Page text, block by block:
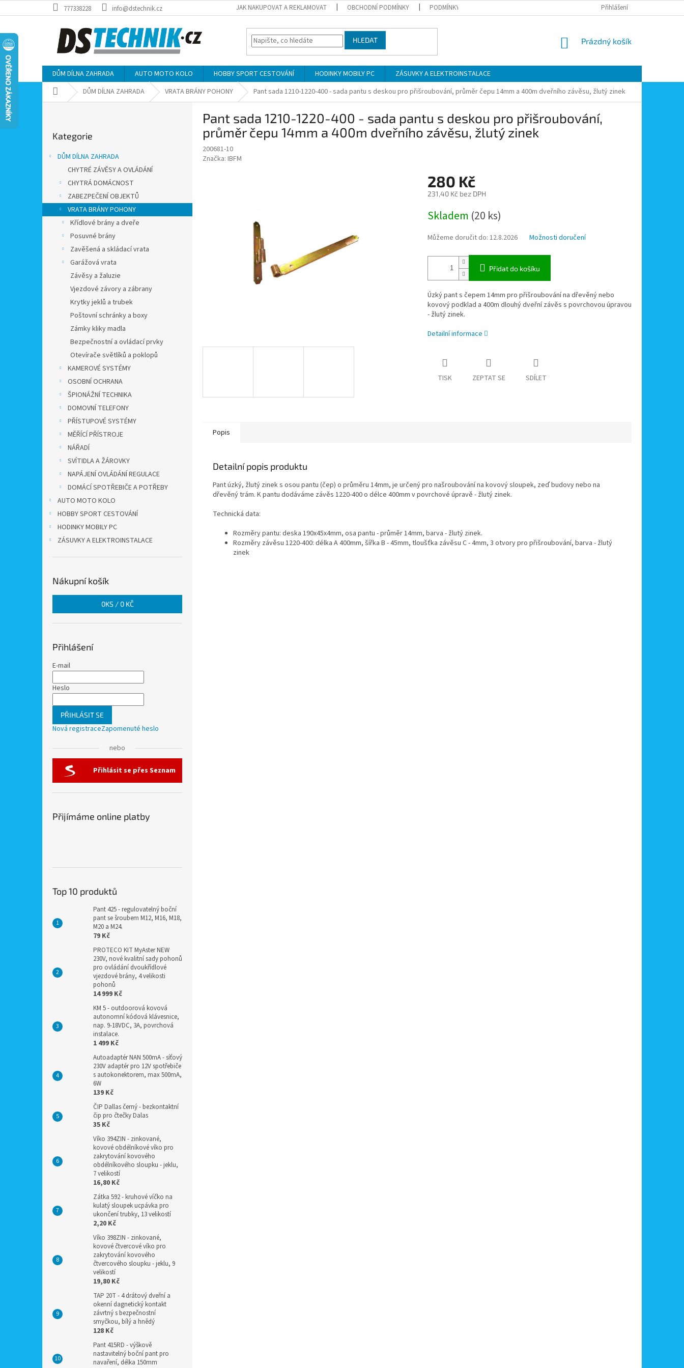
na
777338228 info@dstechnik.cz JAK NAKUPOVAT A REKLAMOVAT OBCHODNÍ PODMÍNKY PODMÍNKY OCHRANY OSOBNÍCH ÚDAJŮ MOJE OBJEDNÁVKA
Přihlášení
HLEDAT
NÁKUPNÍ
Prázdný košík
DŮM DÍLNA ZAHRADA AUTO MOTO KOLO HOBBY SPORT CESTOVÁNÍ HODINKY MOBILY PC
ZÁSUVKY A ELEKTROINSTALACE
Domů DŮM DÍLNA ZAHRADA VRATA BRÁNY POHONY Pant sada 1210-1220-400 - sada pantu s deskou pro přišroubování, průměr čepu 14mm a 400m dveřního závěsu, žlutý zinek
a
kategorie
Kategorie
DŮM DÍLNA ZAHRADA
CHYTRÉ ZÁVĚSY A OVLÁDÁNÍ
CHYTRÁ DOMÁCNOST
ZABEZPEČENÍ OBJEKTŮ
VRATA BRÁNY POHONY
Křídlové brány a dveře
Posuvné brány
Zavěšená a skládací vrata
Garážová vrata
Závěsy a žaluzie
Vjezdové závory a zábrany
Krytky jeklů a trubek
Poštovní schránky a boxy
Zámky kliky madla
Bezpečnostní a ovládací prvky
Otevírače světlíků a poklopů
KAMEROVÉ SYSTÉMY
OSOBNÍ OCHRANA
ŠPIONÁŽNÍ TECHNIKA
DOMOVNÍ TELEFONY
PŘÍSTUPOVÉ SYSTÉMY
MĚŘÍCÍ PŘÍSTROJE
NÁŘADÍ
SVÍTIDLA A ŽÁROVKY
NAPÁJENÍ OVLÁDÁNÍ REGULACE
DOMÁCÍ SPOTŘEBIČE A POTŘEBY
AUTO MOTO KOLO
HOBBY SPORT CESTOVÁNÍ
HODINKY MOBILY PC
ZÁSUVKY A ELEKTROINSTALACE
Nákupní košík
0KS / 0 KČ
Přihlášení
E-mail
Heslo
PŘIHLÁSIT SE
Nová registraceZapomenuté heslo
nebo
Přihlásit se přes Seznam
Přijímáme online platby
Top 10 produktů
Pant 425 - regulovatelný boční
pant se šroubem M12, M16, M18,
M20 a M24.
79 Kč
PROTECO KIT MyAster NEW
230V, nové kvalitní sady pohonů
pro ovládání dvoukřídlové
vjezdové brány, 4 velikosti
pohonů
14 999 Kč
KM 5 - outdoorová kovová
autonomní kódová klávesnice,
nap. 9-18VDC, 3A, povrchová
instalace.
1 499 Kč
Autoadaptér NAN 500mA - síťový
230V adaptér pro 12V spotřebiče
s autokonektorem, max 500mA,
6W
139 Kč
ČIP Dallas černý - bezkontaktní
čip pro čtečky Dalas
35 Kč
Víko 394ZIN - zinkované,
kovové obdélníkové víko pro
zakrytování kovového
obdélníkového sloupku - jeklu,
7 velikostí
16,80 Kč
Zátka 592 - kruhové víčko na
kulatý sloupek ucpávka pro
ukončení trubky, 13 velikostí
2,20 Kč
Víko 398ZIN - zinkované,
kovové čtvercové víko pro
zakrytování kovového
čtvercového sloupku - jeklu, 9
velikostí
19,80 Kč
TAP 20T - 4 drátový dveřní a
okenní dagnetický kontakt
závrtný s bezpečnostní
smyčkou, bílý a hnědý
128 Kč
Pant 415RD - výškově
nastavitelný boční pant pro
navaření, délka 150mm
Pant sada 1210-1220-400 - sada pantu s deskou pro přišroubování,
průměr čepu 14mm a 400m dveřního závěsu, žlutý zinek
200681-10
Značka: IBFM
280 Kč
231,40 Kč bez DPH
cena:
Skladem (20 ks)
Můžeme doručit do: 12.8.2026 Možnosti doručení
Přidat do košíku
Úzký pant s čepem 14mm pro přišroubování na dřevěný nebo
kovový podklad a 400m dlouhý dveřní závěs s povrchovou úpravou
- žlutý zinek.
Detailní informace
TISK ZEPTAT SE SDÍLET
Popis
Detailní popis produktu
Pant úzký, žlutý zinek s osou pantu (čep) o průměru 14mm, je určený pro našroubování na kovový sloupek, zeď budovy nebo na
dřevěný trám. K pantu dodáváme závěs 1220-400 o délce 400mm v povrchové úpravě - žlutý zinek.
Technická data:
Rozměry pantu: deska 190x45x4mm, osa pantu - průměr 14mm, barva - žlutý zinek.
Rozměry závěsu 1220-400: délka A 400mm, šířka B - 45mm, tloušťka závěsu C - 4mm, 3 otvory pro přišroubování, barva - žlutý
zinek